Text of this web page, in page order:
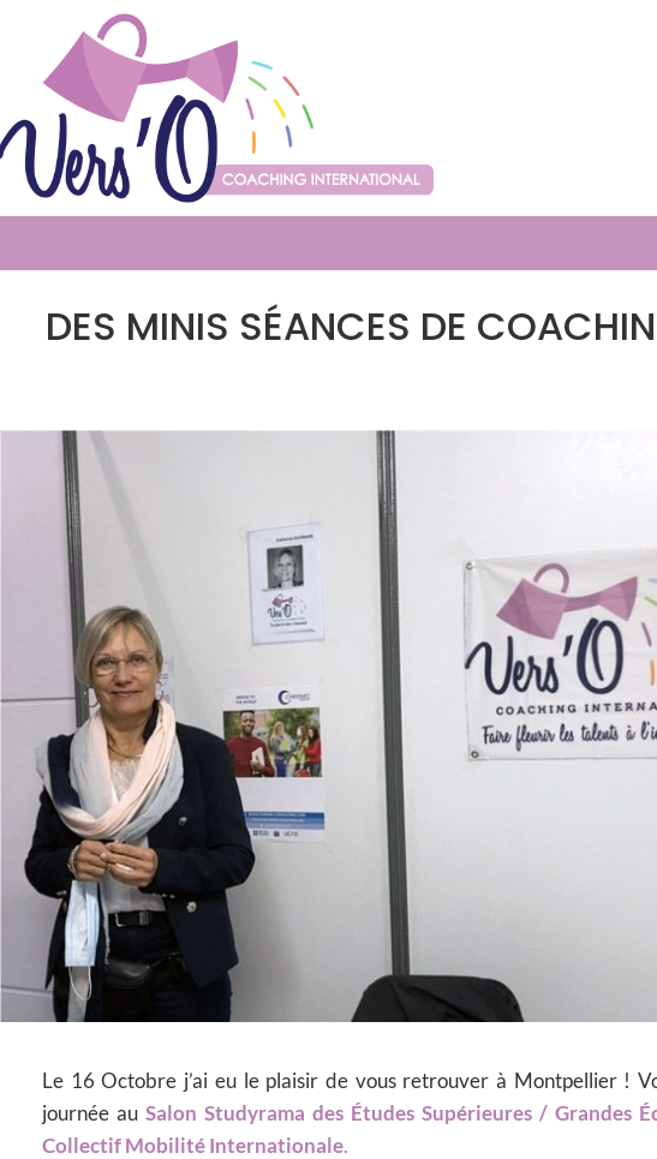
DES MINIS SÉANCES DE
Le 16 Octobre j’ai eu le plaisir de vous retrouver à Montpellier !
journée auSalon Studyrama des Études Supérieures / Grandes
Collectif Mobilité Internationale.